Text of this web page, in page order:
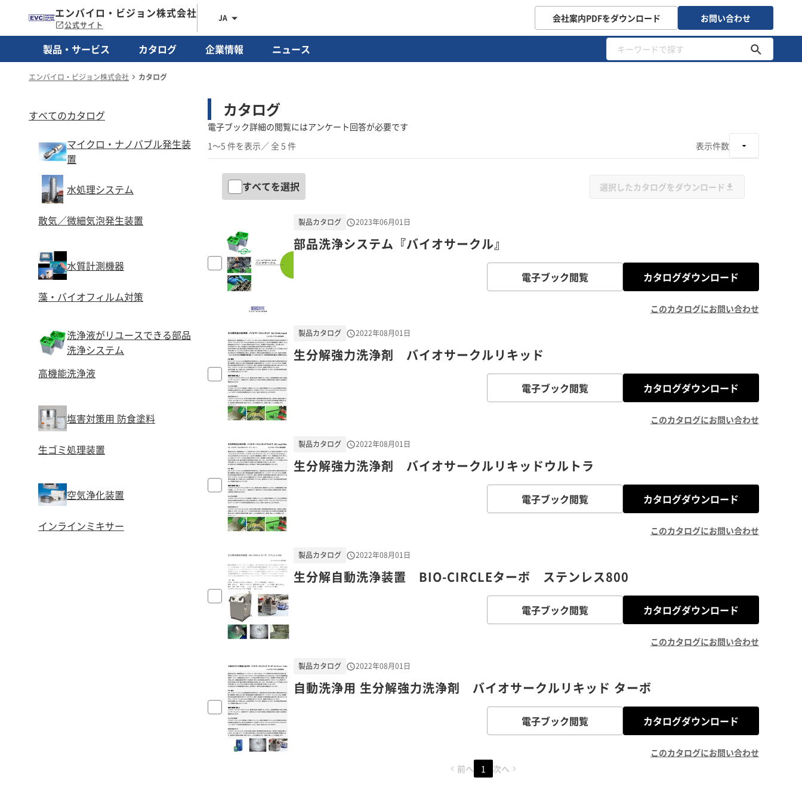
エンバイロ・ビジョン株式会社
公式サイト
JA 会社案内PDFをダウンロード お問い合わせ
製品・サービス カタログ 企業情報 ニュース
エンバイロ・ビジョン株式会社 カタログ
すべてのカタログ
マイクロ・ナノバブル発生装
置
水処理システム
散気／微細気泡発生装置
水質計測機器
藻・バイオフィルム対策
洗浄液がリユースできる部品
洗浄システム
高機能洗浄液
塩害対策用 防食塗料
生ゴミ処理装置
空気浄化装置
インラインミキサー
カタログ
電子ブック詳細の閲覧にはアンケート回答が必要です
1～5 件を表示／ 全 5 件 表示件数
すべてを選択 選択したカタログをダウンロード
部品洗浄システム『バイオサークル』
製品カタログ 2023年06月01日
電子ブック閲覧 カタログダウンロード
このカタログにお問い合わせ
生分解強力洗浄剤 バイオサークルリキッド
製品カタログ 2022年08月01日
電子ブック閲覧 カタログダウンロード
このカタログにお問い合わせ
生分解強力洗浄剤 バイオサークルリキッドウルトラ
製品カタログ 2022年08月01日
電子ブック閲覧 カタログダウンロード
このカタログにお問い合わせ
生分解自動洗浄装置 BIO-CIRCLEターボ ステンレス800
製品カタログ 2022年08月01日
電子ブック閲覧 カタログダウンロード
このカタログにお問い合わせ
自動洗浄用 生分解強力洗浄剤 バイオサークルリキッド ターボ
製品カタログ 2022年08月01日
電子ブック閲覧 カタログダウンロード
このカタログにお問い合わせ
前へ
1 次へ